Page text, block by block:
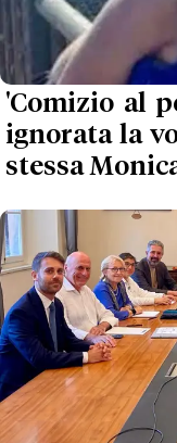
'Comizio al
ignorata la
stessa